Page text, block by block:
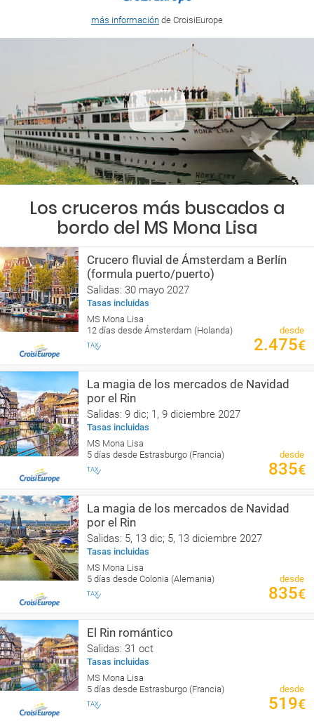
más información de CroisiEurope
Los cruceros más buscados a
bordo del MS Mona Lisa
Crucero fluvial de Ámsterdam a Berlín
(formula puerto/puerto)
Salidas: 30 mayo 2027
Tasas incluidas
MS Mona Lisa
12 días desde Ámsterdam (Holanda)
desde
2.475€
La magia de los mercados de Navidad
por el Rin
Salidas: 9 dic; 1, 9 diciembre 2027
Tasas incluidas
MS Mona Lisa
5 días desde Estrasburgo (Francia)
desde
835€
La magia de los mercados de Navidad
por el Rin
Salidas: 5, 13 dic; 5, 13 diciembre 2027
Tasas incluidas
MS Mona Lisa
5 días desde Colonia (Alemania)
desde
835€
El Rin romántico
Salidas: 31 oct
Tasas incluidas
MS Mona Lisa
5 días desde Estrasburgo (Francia)
desde
519€